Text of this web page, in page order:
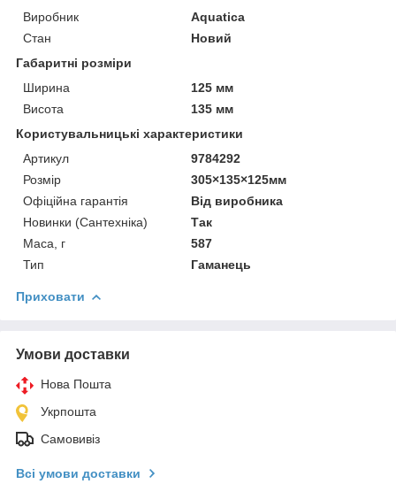
Виробник
Aquatica
Стан
Новий
Габаритні розміри
Ширина
125 мм
Висота
135 мм
Користувальницькі характеристики
Артикул
9784292
Розмір
305×135×125мм
Офіційна гарантія
Від виробника
Новинки (Сантехніка)
Так
Маса, г
587
Тип
Гаманець
Приховати
Умови доставки
Нова Пошта
Укрпошта
Самовивіз
Всі умови доставки